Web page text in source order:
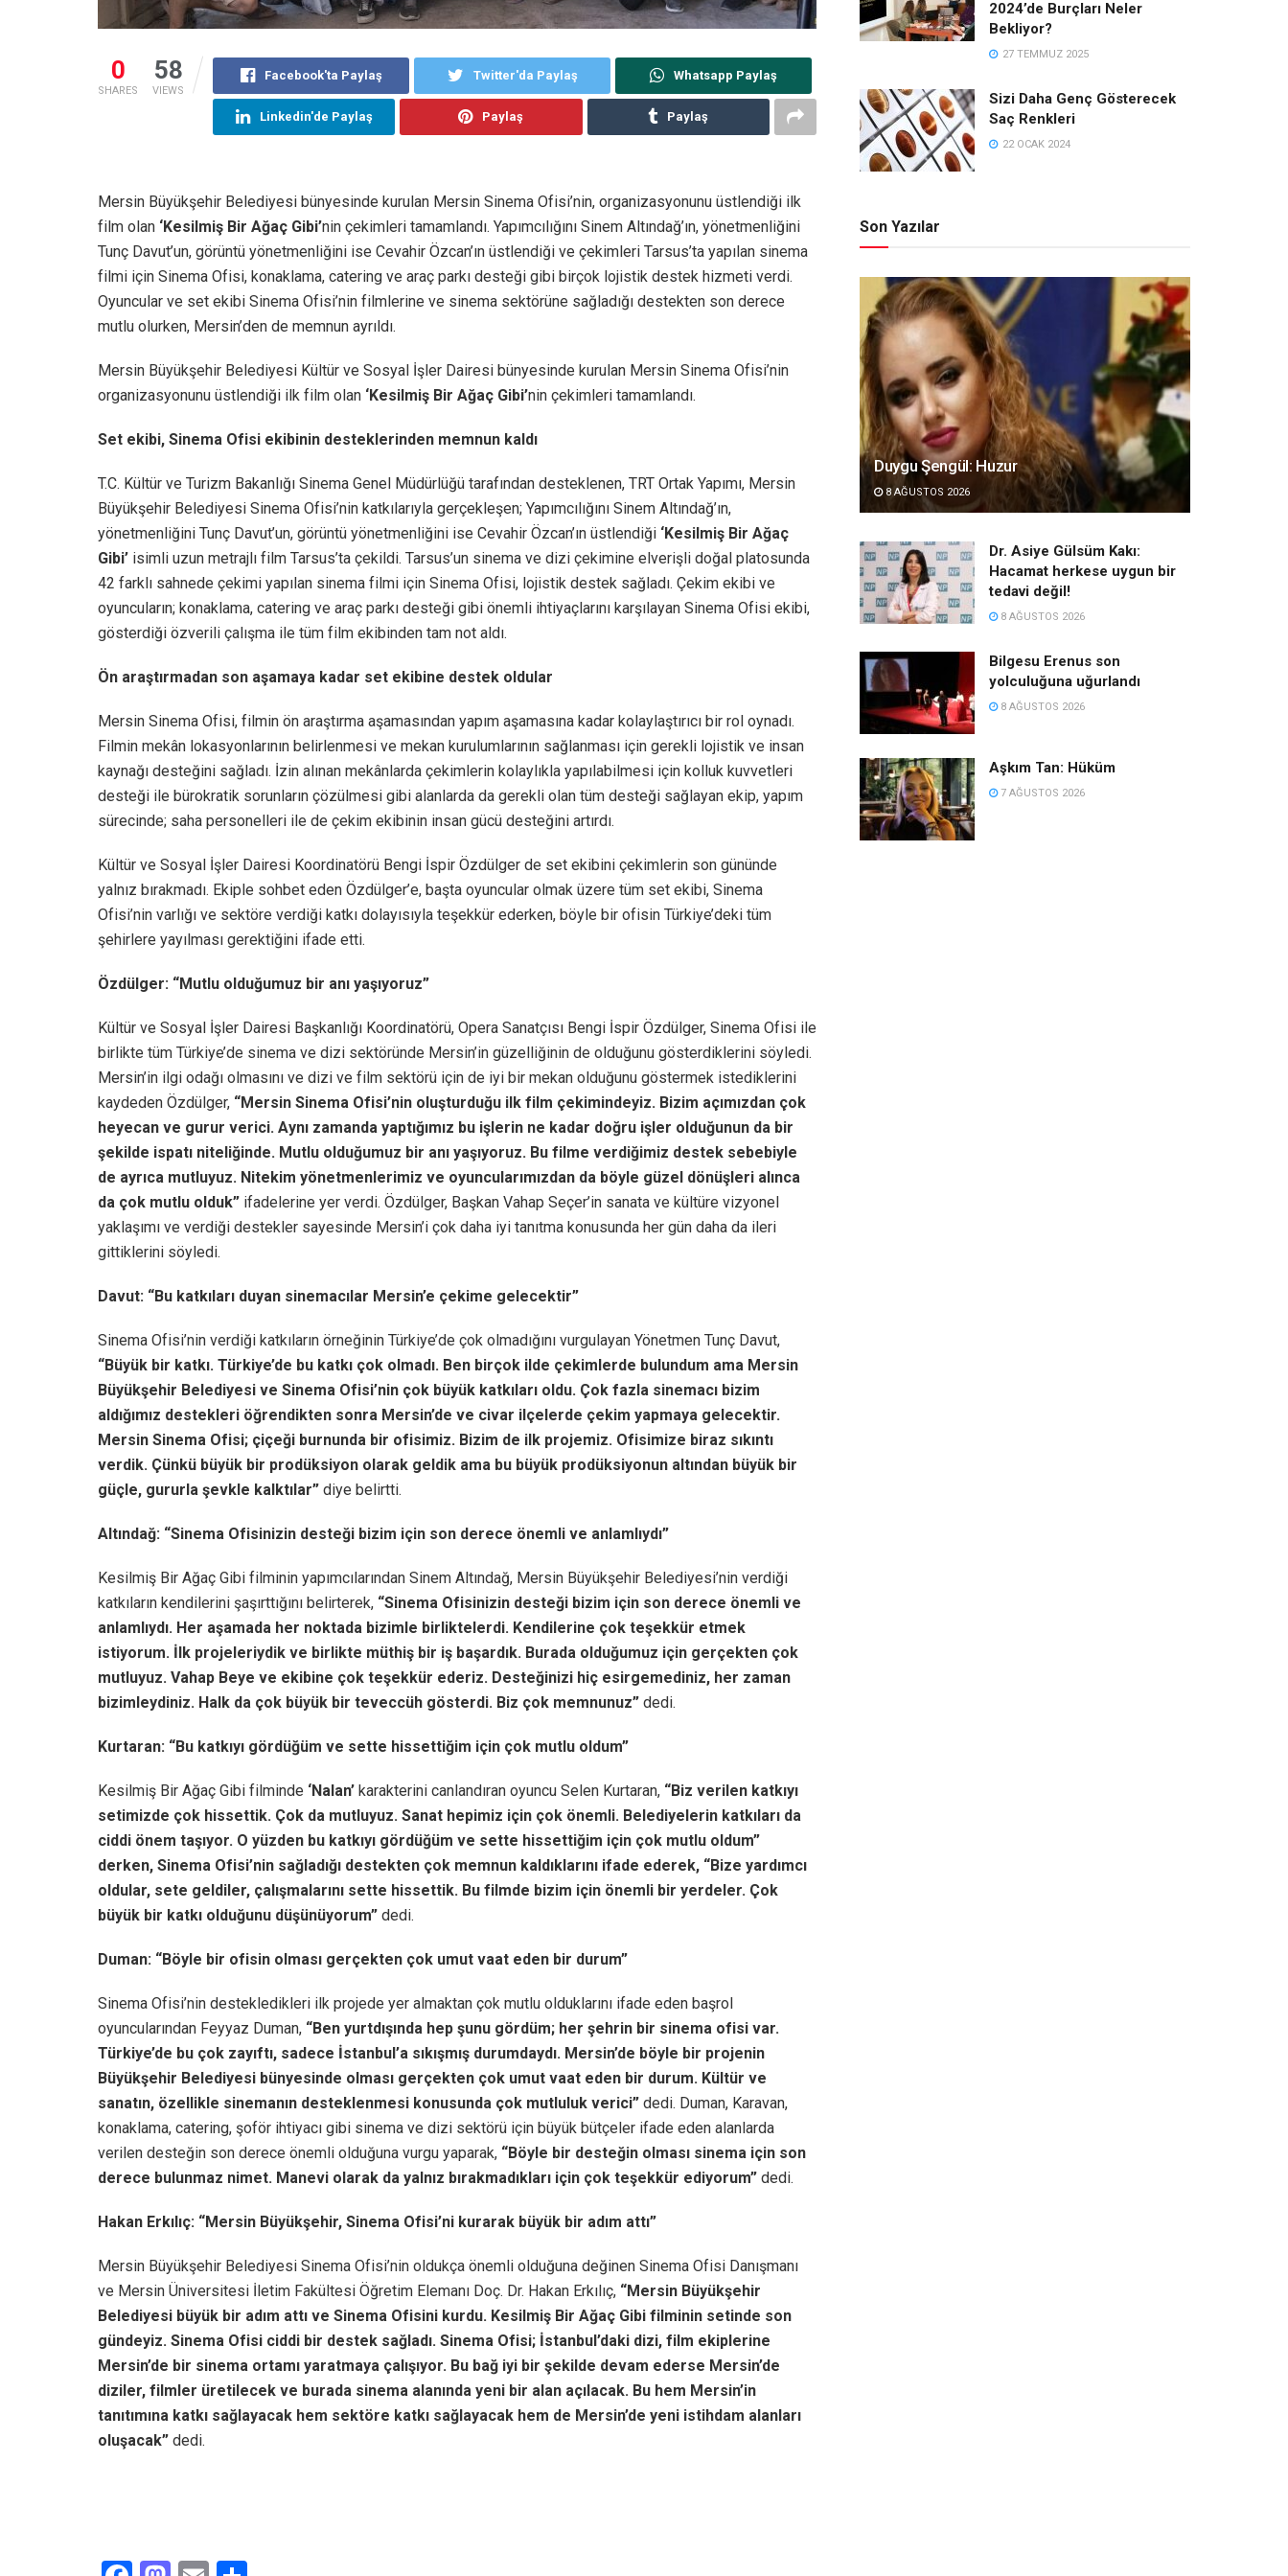
0
SHARES
58
VIEWS
Facebook'ta Paylaş Twitter'da Paylaş Whatsapp Paylaş
Linkedin'de Paylaş Paylaş Paylaş
Mersin Büyükşehir Belediyesi bünyesinde kurulan Mersin Sinema Ofisi’nin, organizasyonunu üstlendiği ilk
film olan ‘Kesilmiş Bir Ağaç Gibi’nin çekimleri tamamlandı. Yapımcılığını Sinem Altındağ’ın, yönetmenliğini
Tunç Davut’un, görüntü yönetmenliğini ise Cevahir Özcan’ın üstlendiği ve çekimleri Tarsus’ta yapılan sinema
filmi için Sinema Ofisi, konaklama, catering ve araç parkı desteği gibi birçok lojistik destek hizmeti verdi.
Oyuncular ve set ekibi Sinema Ofisi’nin filmlerine ve sinema sektörüne sağladığı destekten son derece
mutlu olurken, Mersin’den de memnun ayrıldı.
Mersin Büyükşehir Belediyesi Kültür ve Sosyal İşler Dairesi bünyesinde kurulan Mersin Sinema Ofisi’nin
organizasyonunu üstlendiği ilk film olan ‘Kesilmiş Bir Ağaç Gibi’nin çekimleri tamamlandı.
Set ekibi, Sinema Ofisi ekibinin desteklerinden memnun kaldı
T.C. Kültür ve Turizm Bakanlığı Sinema Genel Müdürlüğü tarafından desteklenen, TRT Ortak Yapımı, Mersin
Büyükşehir Belediyesi Sinema Ofisi’nin katkılarıyla gerçekleşen; Yapımcılığını Sinem Altındağ’ın,
yönetmenliğini Tunç Davut’un, görüntü yönetmenliğini ise Cevahir Özcan’ın üstlendiği ‘Kesilmiş Bir Ağaç
Gibi’ isimli uzun metrajlı film Tarsus’ta çekildi. Tarsus’un sinema ve dizi çekimine elverişli doğal platosunda
42 farklı sahnede çekimi yapılan sinema filmi için Sinema Ofisi, lojistik destek sağladı. Çekim ekibi ve
oyuncuların; konaklama, catering ve araç parkı desteği gibi önemli ihtiyaçlarını karşılayan Sinema Ofisi ekibi,
gösterdiği özverili çalışma ile tüm film ekibinden tam not aldı.
Ön araştırmadan son aşamaya kadar set ekibine destek oldular
Mersin Sinema Ofisi, filmin ön araştırma aşamasından yapım aşamasına kadar kolaylaştırıcı bir rol oynadı.
Filmin mekân lokasyonlarının belirlenmesi ve mekan kurulumlarının sağlanması için gerekli lojistik ve insan
kaynağı desteğini sağladı. İzin alınan mekânlarda çekimlerin kolaylıkla yapılabilmesi için kolluk kuvvetleri
desteği ile bürokratik sorunların çözülmesi gibi alanlarda da gerekli olan tüm desteği sağlayan ekip, yapım
sürecinde; saha personelleri ile de çekim ekibinin insan gücü desteğini artırdı.
Kültür ve Sosyal İşler Dairesi Koordinatörü Bengi İspir Özdülger de set ekibini çekimlerin son gününde
yalnız bırakmadı. Ekiple sohbet eden Özdülger’e, başta oyuncular olmak üzere tüm set ekibi, Sinema
Ofisi’nin varlığı ve sektöre verdiği katkı dolayısıyla teşekkür ederken, böyle bir ofisin Türkiye’deki tüm
şehirlere yayılması gerektiğini ifade etti.
Özdülger: “Mutlu olduğumuz bir anı yaşıyoruz”
Kültür ve Sosyal İşler Dairesi Başkanlığı Koordinatörü, Opera Sanatçısı Bengi İspir Özdülger, Sinema Ofisi ile
birlikte tüm Türkiye’de sinema ve dizi sektöründe Mersin’in güzelliğinin de olduğunu gösterdiklerini söyledi.
Mersin’in ilgi odağı olmasını ve dizi ve film sektörü için de iyi bir mekan olduğunu göstermek istediklerini
kaydeden Özdülger, “Mersin Sinema Ofisi’nin oluşturduğu ilk film çekimindeyiz. Bizim açımızdan çok
heyecan ve gurur verici. Aynı zamanda yaptığımız bu işlerin ne kadar doğru işler olduğunun da bir
şekilde ispatı niteliğinde. Mutlu olduğumuz bir anı yaşıyoruz. Bu filme verdiğimiz destek sebebiyle
de ayrıca mutluyuz. Nitekim yönetmenlerimiz ve oyuncularımızdan da böyle güzel dönüşleri alınca
da çok mutlu olduk” ifadelerine yer verdi. Özdülger, Başkan Vahap Seçer’in sanata ve kültüre vizyonel
yaklaşımı ve verdiği destekler sayesinde Mersin’i çok daha iyi tanıtma konusunda her gün daha da ileri
gittiklerini söyledi.
Davut: “Bu katkıları duyan sinemacılar Mersin’e çekime gelecektir”
Sinema Ofisi’nin verdiği katkıların örneğinin Türkiye’de çok olmadığını vurgulayan Yönetmen Tunç Davut,
“Büyük bir katkı. Türkiye’de bu katkı çok olmadı. Ben birçok ilde çekimlerde bulundum ama Mersin
Büyükşehir Belediyesi ve Sinema Ofisi’nin çok büyük katkıları oldu. Çok fazla sinemacı bizim
aldığımız destekleri öğrendikten sonra Mersin’de ve civar ilçelerde çekim yapmaya gelecektir.
Mersin Sinema Ofisi; çiçeği burnunda bir ofisimiz. Bizim de ilk projemiz. Ofisimize biraz sıkıntı
verdik. Çünkü büyük bir prodüksiyon olarak geldik ama bu büyük prodüksiyonun altından büyük bir
güçle, gururla şevkle kalktılar” diye belirtti.
Altındağ: “Sinema Ofisinizin desteği bizim için son derece önemli ve anlamlıydı”
Kesilmiş Bir Ağaç Gibi filminin yapımcılarından Sinem Altındağ, Mersin Büyükşehir Belediyesi’nin verdiği
katkıların kendilerini şaşırttığını belirterek, “Sinema Ofisinizin desteği bizim için son derece önemli ve
anlamlıydı. Her aşamada her noktada bizimle birliktelerdi. Kendilerine çok teşekkür etmek
istiyorum. İlk projeleriydik ve birlikte müthiş bir iş başardık. Burada olduğumuz için gerçekten çok
mutluyuz. Vahap Beye ve ekibine çok teşekkür ederiz. Desteğinizi hiç esirgemediniz, her zaman
bizimleydiniz. Halk da çok büyük bir teveccüh gösterdi. Biz çok memnunuz” dedi.
Kurtaran: “Bu katkıyı gördüğüm ve sette hissettiğim için çok mutlu oldum”
Kesilmiş Bir Ağaç Gibi filminde ‘Nalan’ karakterini canlandıran oyuncu Selen Kurtaran, “Biz verilen katkıyı
setimizde çok hissettik. Çok da mutluyuz. Sanat hepimiz için çok önemli. Belediyelerin katkıları da
ciddi önem taşıyor. O yüzden bu katkıyı gördüğüm ve sette hissettiğim için çok mutlu oldum”
derken, Sinema Ofisi’nin sağladığı destekten çok memnun kaldıklarını ifade ederek, “Bize yardımcı
oldular, sete geldiler, çalışmalarını sette hissettik. Bu filmde bizim için önemli bir yerdeler. Çok
büyük bir katkı olduğunu düşünüyorum” dedi.
Duman: “Böyle bir ofisin olması gerçekten çok umut vaat eden bir durum”
Sinema Ofisi’nin destekledikleri ilk projede yer almaktan çok mutlu olduklarını ifade eden başrol
oyuncularından Feyyaz Duman, “Ben yurtdışında hep şunu gördüm; her şehrin bir sinema ofisi var.
Türkiye’de bu çok zayıftı, sadece İstanbul’a sıkışmış durumdaydı. Mersin’de böyle bir projenin
Büyükşehir Belediyesi bünyesinde olması gerçekten çok umut vaat eden bir durum. Kültür ve
sanatın, özellikle sinemanın desteklenmesi konusunda çok mutluluk verici” dedi. Duman, Karavan,
konaklama, catering, şoför ihtiyacı gibi sinema ve dizi sektörü için büyük bütçeler ifade eden alanlarda
verilen desteğin son derece önemli olduğuna vurgu yaparak, “Böyle bir desteğin olması sinema için son
derece bulunmaz nimet. Manevi olarak da yalnız bırakmadıkları için çok teşekkür ediyorum” dedi.
Hakan Erkılıç: “Mersin Büyükşehir, Sinema Ofisi’ni kurarak büyük bir adım attı”
Mersin Büyükşehir Belediyesi Sinema Ofisi’nin oldukça önemli olduğuna değinen Sinema Ofisi Danışmanı
ve Mersin Üniversitesi İletim Fakültesi Öğretim Elemanı Doç. Dr. Hakan Erkılıç, “Mersin Büyükşehir
Belediyesi büyük bir adım attı ve Sinema Ofisini kurdu. Kesilmiş Bir Ağaç Gibi filminin setinde son
gündeyiz. Sinema Ofisi ciddi bir destek sağladı. Sinema Ofisi; İstanbul’daki dizi, film ekiplerine
Mersin’de bir sinema ortamı yaratmaya çalışıyor. Bu bağ iyi bir şekilde devam ederse Mersin’de
diziler, filmler üretilecek ve burada sinema alanında yeni bir alan açılacak. Bu hem Mersin’in
tanıtımına katkı sağlayacak hem sektöre katkı sağlayacak hem de Mersin’de yeni istihdam alanları
oluşacak” dedi.
2024’de Burçları Neler
Bekliyor?
27 TEMMUZ 2025
Sizi Daha Genç Gösterecek
Saç Renkleri
22 OCAK 2024
Son Yazılar
Duygu Şengül: Huzur
8 AĞUSTOS 2026
Dr. Asiye Gülsüm Kakı:
Hacamat herkese uygun bir
tedavi değil!
8 AĞUSTOS 2026
Bilgesu Erenus son
yolculuğuna uğurlandı
8 AĞUSTOS 2026
Aşkım Tan: Hüküm
7 AĞUSTOS 2026